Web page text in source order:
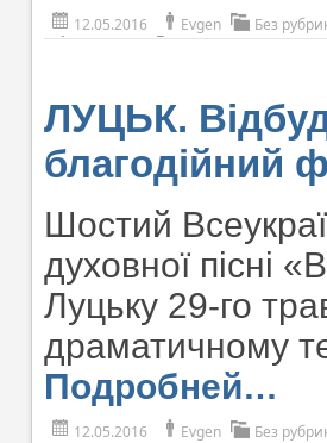
12.05.2016 Evgen Без
ЛУЦЬК.
благодійний
Шостий
духовної пісні
Луцьку 29-го
драматичному
Подробней…
12.05.2016 Evgen Без